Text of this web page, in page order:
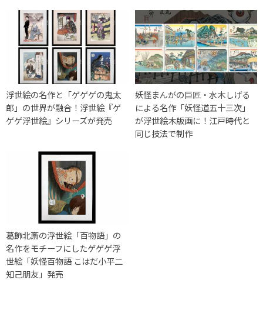
浮世絵の名作と「ゲゲゲの鬼太
郎」の世界が融合！浮世絵『ゲ
ゲゲ浮世絵』シリーズが発売
妖怪まんがの巨匠・水木しげる
による名作「妖怪道五十三次」
が浮世絵木版画に！江戸時代と
同じ技法で制作
葛飾北斎の浮世絵「百物語」の
名作をモチーフにしたゲゲゲ浮
世絵「妖怪百物語 こはだ小平二
知己朋友」発売